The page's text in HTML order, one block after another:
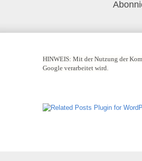
HINWEIS: Mit der Nutzung der
Google verarbeitet wird.